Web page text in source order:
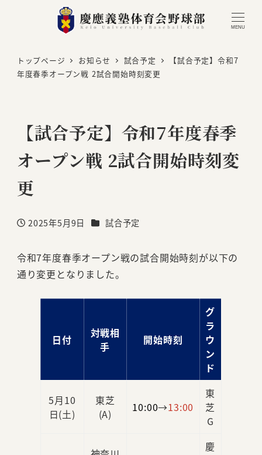
MENU
トップページ お知らせ 試合予定
【試合予定】令和7
年度春季オープン戦 2試合開始時刻変更
【試合予定】令和7年度春季
オープン戦 2試合開始時刻変
更
投稿日
2025年5月9日 カテゴリー
試合予定
令和7年度春季オープン戦の試合開始時刻が以下の
通り変更となりました。
日付
対戦相
手
開始時刻
グ
ラ
ウ
ン
ド
5月10
日(土)
東芝
(A)
10:00→13:00
東
芝
G
慶